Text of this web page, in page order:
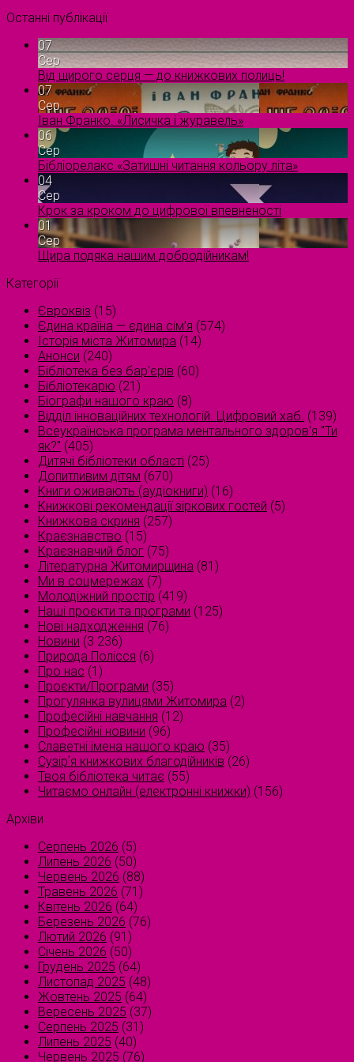
Останні публікації
07
Сер
Від щирого серця — до книжкових полиць!
07
Сер
Іван Франко. «Лисичка і журавель»
06
Сер
Бібліорелакс «Затишні читання кольору літа»
04
Сер
Крок за кроком до цифрової впевненості
01
Сер
Щира подяка нашим добродійникам!
Категорії
Євроквіз (15)
Єдина країна — єдина сім’я (574)
Історія міста Житомира (14)
Анонси (240)
Бібліотека без бар'єрів (60)
Бібліотекарю (21)
Біографи нашого краю (8)
Відділ інноваційних технологій. Цифровий хаб. (139)
Всеукраїнська програма ментального здоров'я "Ти
як?" (405)
Дитячі бібліотеки області (25)
Допитливим дітям (670)
Книги оживають (аудіокниги) (16)
Книжкові рекомендації зіркових гостей (5)
Книжкова скриня (257)
Краєзнавство (15)
Краєзнавчий блог (75)
Літературна Житомирщина (81)
Ми в соцмережах (7)
Молодіжний простір (419)
Наші проєкти та програми (125)
Нові надходження (76)
Новини (3 236)
Природа Полісся (6)
Про нас (1)
Проєкти/Програми (35)
Прогулянка вулицями Житомира (2)
Професійні навчання (12)
Професійні новини (96)
Славетні імена нашого краю (35)
Сузірʼя книжкових благодійників (26)
Твоя бібліотека читає (55)
Читаємо онлайн (електронні книжки) (156)
Архіви
Серпень 2026 (5)
Липень 2026 (50)
Червень 2026 (88)
Травень 2026 (71)
Квітень 2026 (64)
Березень 2026 (76)
Лютий 2026 (91)
Січень 2026 (50)
Грудень 2025 (64)
Листопад 2025 (48)
Жовтень 2025 (64)
Вересень 2025 (37)
Серпень 2025 (31)
Липень 2025 (40)
Червень 2025 (76)